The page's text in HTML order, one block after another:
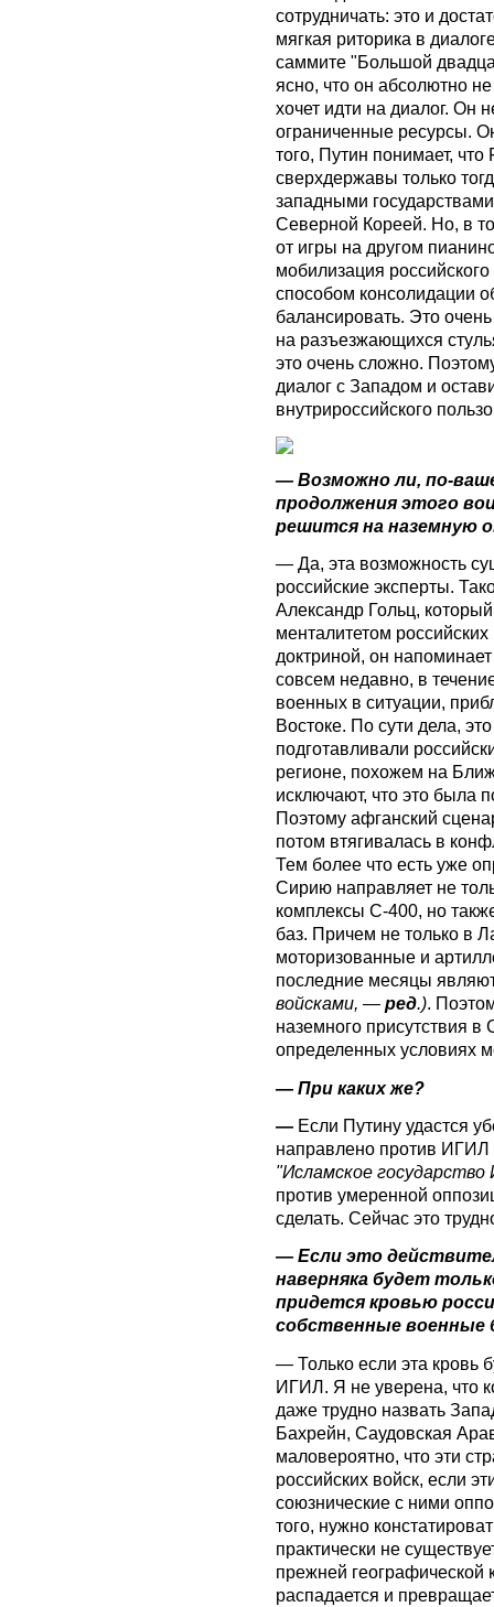
сотрудничать: это и
мягкая риторика в
саммите "Большой
ясно, что он абсолютно
хочет идти на диалог. Он
ограниченные ресурсы.
того, Путин понимает,
сверхдержавы только
западными
Северной Кореей. Но, в
от игры на другом
мобилизация
способом консолидации
балансировать. Это
на разъезжающихся
это очень сложно.
диалог с Западом и
внутрироссийского
— Возможно ли, по-
продолжения этого
решится на наземную
— Да, эта возможность
российские эксперты.
Александр Гольц,
менталитетом
доктриной, он
совсем недавно, в
военных в ситуации,
Востоке. По сути дела,
подготавливали
регионе, похожем на
исключают, что это была
Поэтому афганский
потом втягивалась в
Тем более что есть уже
Сирию направляет не
комплексы С-400, но
баз. Причем не только в
моторизованные и
последние месяцы
войсками, — ред.).
наземного присутствия в
определенных условиях
— При каких же?
— Если Путину удастся
направлено против ИГИЛ
"Исламское
против умеренной
сделать. Сейчас это
— Если это
наверняка будет
придется кровью
собственные военные
— Только если эта кровь
ИГИЛ. Я не уверена, что
даже трудно назвать
Бахрейн, Саудовская
маловероятно, что эти
российских войск, если
союзнические с ними
того, нужно
практически не
прежней
распадается и